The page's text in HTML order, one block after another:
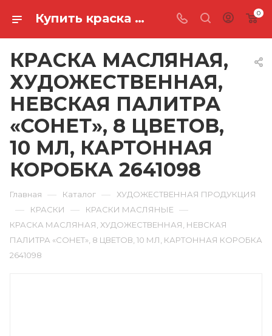
Купить краска масляная, художественная, невская палитра «сонет», 8 цветов, 10 мл, картонная коробка 2641098 в Ростове-на-Дону 0
КРАСКА МАСЛЯНАЯ,
ХУДОЖЕСТВЕННАЯ,
НЕВСКАЯ ПАЛИТРА
«СОНЕТ», 8 ЦВЕТОВ,
10 МЛ, КАРТОННАЯ
КОРОБКА 2641098
Главная — Каталог — ХУДОЖЕСТВЕННАЯ ПРОДУКЦИЯ
— КРАСКИ — КРАСКИ МАСЛЯНЫЕ —
КРАСКА МАСЛЯНАЯ, ХУДОЖЕСТВЕННАЯ, НЕВСКАЯ
ПАЛИТРА «СОНЕТ», 8 ЦВЕТОВ, 10 МЛ, КАРТОННАЯ КОРОБКА
2641098